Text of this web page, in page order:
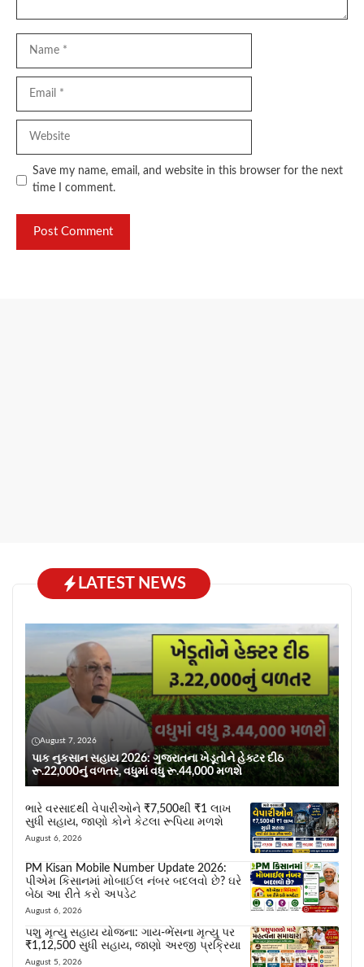
Save my name, email, and website in this browser for the next
time I comment.
LATEST NEWS
August 7, 2026
પાક નુકસાન સહાય 2026: ગુજરાતના ખેડૂતોને હેક્ટર દીઠ
રૂ.22,000નું વળતર, વધુમાં વધુ રૂ.44,000 મળશે
ભારે વરસાદથી વેપારીઓને ₹7,500થી ₹1 લાખ
સુધી સહાય, જાણો કોને કેટલા રૂપિયા મળશે
August 6, 2026
PM Kisan Mobile Number Update 2026:
પીએમ કિસાનમાં મોબાઈલ નંબર બદલવો છે? ઘરે
બેઠા આ રીતે કરો અપડેટ
August 6, 2026
પશુ મૃત્યુ સહાય યોજના: ગાય-ભેંસના મૃત્યુ પર
₹1,12,500 સુધી સહાય, જાણો અરજી પ્રક્રિયા
August 5, 2026